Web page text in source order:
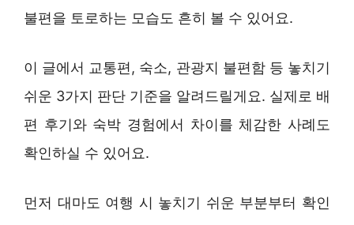
불편을 토로하는 모습도 흔히 볼 수 있어요.
이 글에서 교통편, 숙소, 관광지 불편함 등 놓치기
쉬운 3가지 판단 기준을 알려드릴게요. 실제로 배
편 후기와 숙박 경험에서 차이를 체감한 사례도
확인하실 수 있어요.
먼저 대마도 여행 시 놓치기 쉬운 부분부터 확인